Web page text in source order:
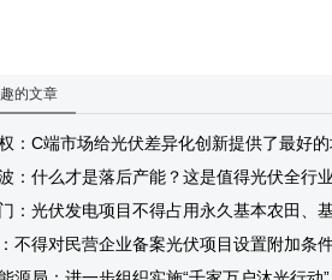
的文章
：C端市场给光伏差异化创新提供了最好
：什么才是落后产能？这是值得光伏全行
：光伏发电项目不得占用永久基本农田、基
不得对民营企业备案光伏项目设置附加条